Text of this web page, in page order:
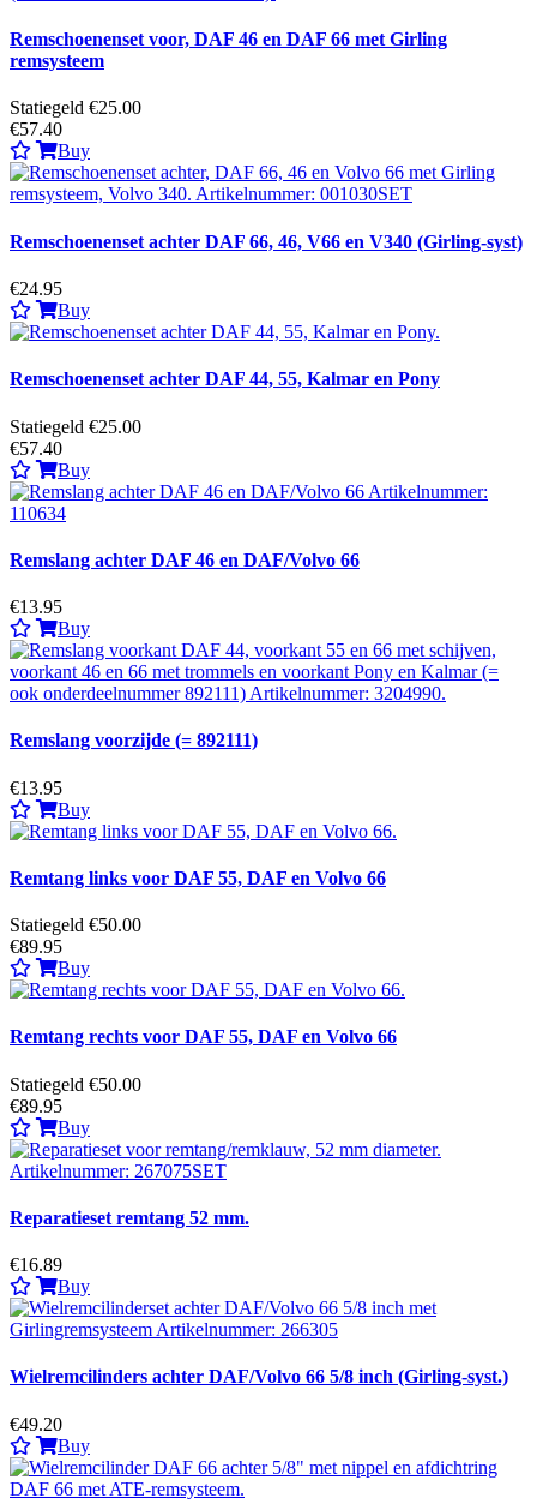
Remschoenenset voor, DAF 46 en DAF 66 met Girling
remsysteem
Statiegeld €25.00
€57.40
Buy
Remschoenenset achter DAF 66, 46, V66 en V340 (Girling-syst)
€24.95
Buy
Remschoenenset achter DAF 44, 55, Kalmar en Pony
Statiegeld €25.00
€57.40
Buy
Remslang achter DAF 46 en DAF/Volvo 66
€13.95
Buy
Remslang voorzijde (= 892111)
€13.95
Buy
Remtang links voor DAF 55, DAF en Volvo 66
Statiegeld €50.00
€89.95
Buy
Remtang rechts voor DAF 55, DAF en Volvo 66
Statiegeld €50.00
€89.95
Buy
Reparatieset remtang 52 mm.
€16.89
Buy
Wielremcilinders achter DAF/Volvo 66 5/8 inch (Girling-syst.)
€49.20
Buy